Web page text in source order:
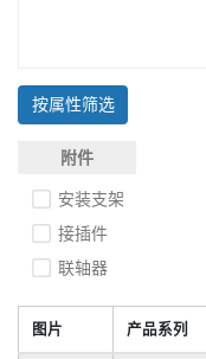
按属性筛选
附件
安装支架
接插件
联轴器
图片 产品系列